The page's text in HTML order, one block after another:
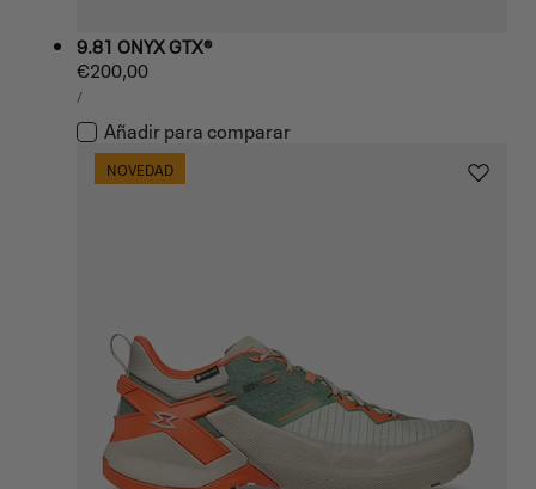
9.81 ONYX GTX®
Precio
habitual
€200,00
PRECIO
UNITARIO
/POR
Añadir para comparar
NOVEDAD